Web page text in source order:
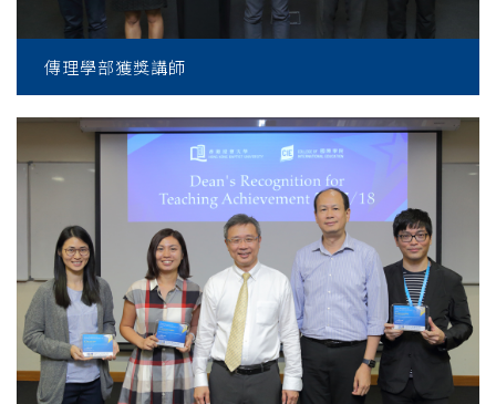
傳理學部獲獎講師